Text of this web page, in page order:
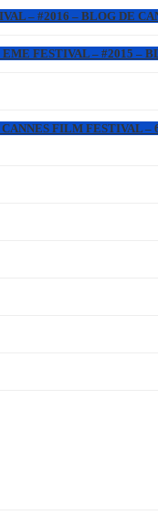
– #2016 – BLOG DE
FESTIVAL – #2015 –
FILM FESTIVAL